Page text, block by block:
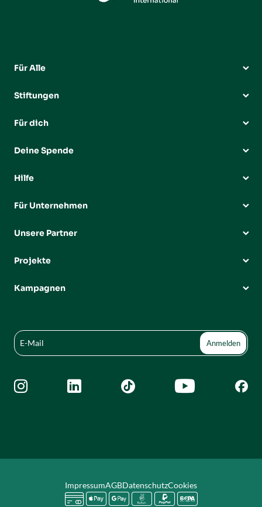
Für Alle
Stiftungen
Für dich
Deine Spende
Hilfe
Für Unternehmen
Unsere Partner
Projekte
Kampagnen
    
ImpressumAGBDatenschutzCookies
     